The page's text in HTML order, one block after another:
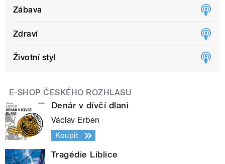
Zábava
Zdraví
Životní styl
E-SHOP ČESKÉHO ROZHLASU
Denár v dívčí dlani
Václav Erben
Koupit
Tragédie Liblice